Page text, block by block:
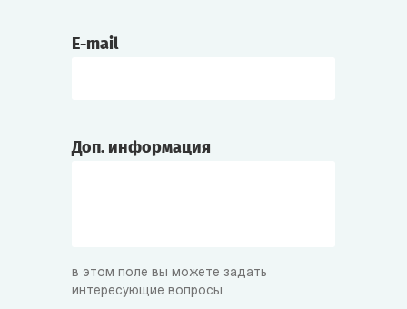
и отравителей.
сокровища, ром и чёрный юмор.
E-mail
Доп. информация
в этом поле вы можете задать
интересующие вопросы